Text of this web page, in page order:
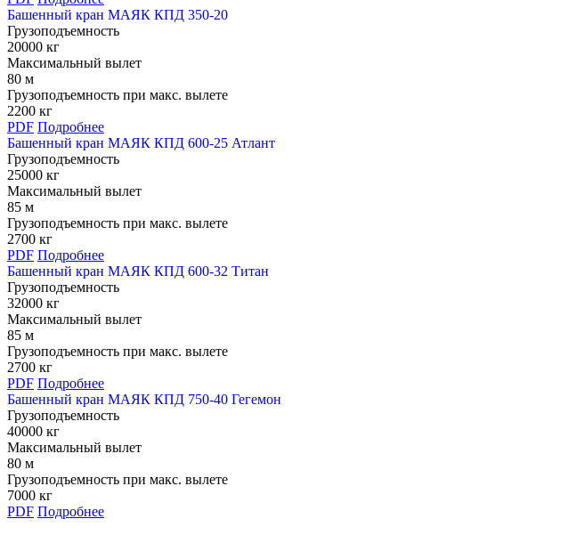
Башенный кран МАЯК КПД 350-20
Грузоподъемность
20000 кг
Максимальный вылет
80 м
Грузоподъемность при макс. вылете
2200 кг
PDF Подробнее
Башенный кран МАЯК КПД 600-25 Атлант
Грузоподъемность
25000 кг
Максимальный вылет
85 м
Грузоподъемность при макс. вылете
2700 кг
PDF Подробнее
Башенный кран МАЯК КПД 600-32 Титан
Грузоподъемность
32000 кг
Максимальный вылет
85 м
Грузоподъемность при макс. вылете
2700 кг
PDF Подробнее
Башенный кран МАЯК КПД 750-40 Гегемон
Грузоподъемность
40000 кг
Максимальный вылет
80 м
Грузоподъемность при макс. вылете
7000 кг
PDF Подробнее